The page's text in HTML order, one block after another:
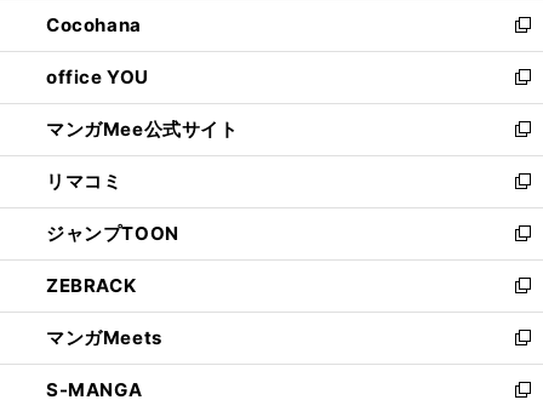
く
で
開
く
ド
ウ
で
開
く
い
ウ
ィ
ン
ド
ウ
で
開
く
Cocohana
新
し
い
ウ
ィ
ン
ド
ウ
で
開
く
office YOU
新
し
い
ウ
ィ
ン
ド
ウ
で
開
く
マンガMee公式サイト
新
し
い
ウ
ィ
ン
ド
ウ
で
開
く
リマコミ
新
し
い
ウ
ィ
ン
ド
ウ
で
ジャンプTOON
新
し
い
ウ
ィ
ン
ド
ZEBRACK
新
し
い
ウ
ィ
マンガMeets
新
し
い
S-MANGA
新